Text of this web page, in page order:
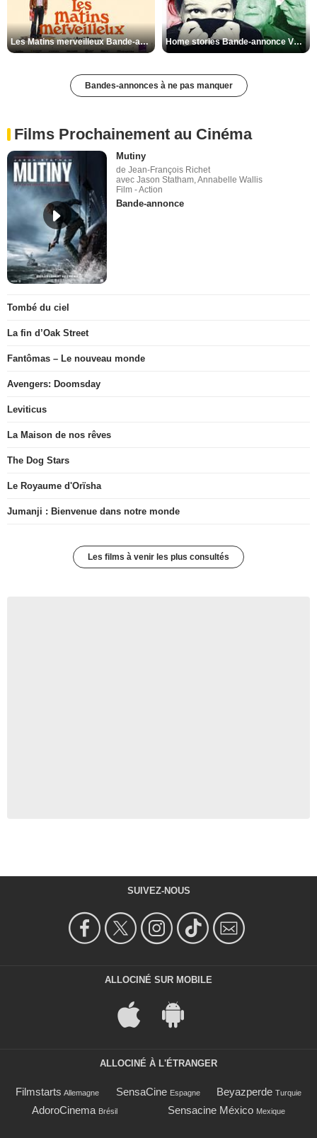
Les Matins merveilleux Bande-annonce VF Home stories Bande-annonce VO STFR
Bandes-annonces à ne pas manquer
Films Prochainement au Cinéma
Mutiny
de Jean-François Richet
avec Jason Statham, Annabelle Wallis
Film - Action
Bande-annonce
Tombé du ciel
La fin d’Oak Street
Fantômas – Le nouveau monde
Avengers: Doomsday
Leviticus
La Maison de nos rêves
The Dog Stars
Le Royaume d'Orïsha
Jumanji : Bienvenue dans notre monde
Les films à venir les plus consultés
SUIVEZ-NOUS
ALLOCINÉ SUR MOBILE
ALLOCINÉ À L'ÉTRANGER
Filmstarts Allemagne SensaCine Espagne Beyazperde Turquie
AdoroCinema Brésil Sensacine México Mexique